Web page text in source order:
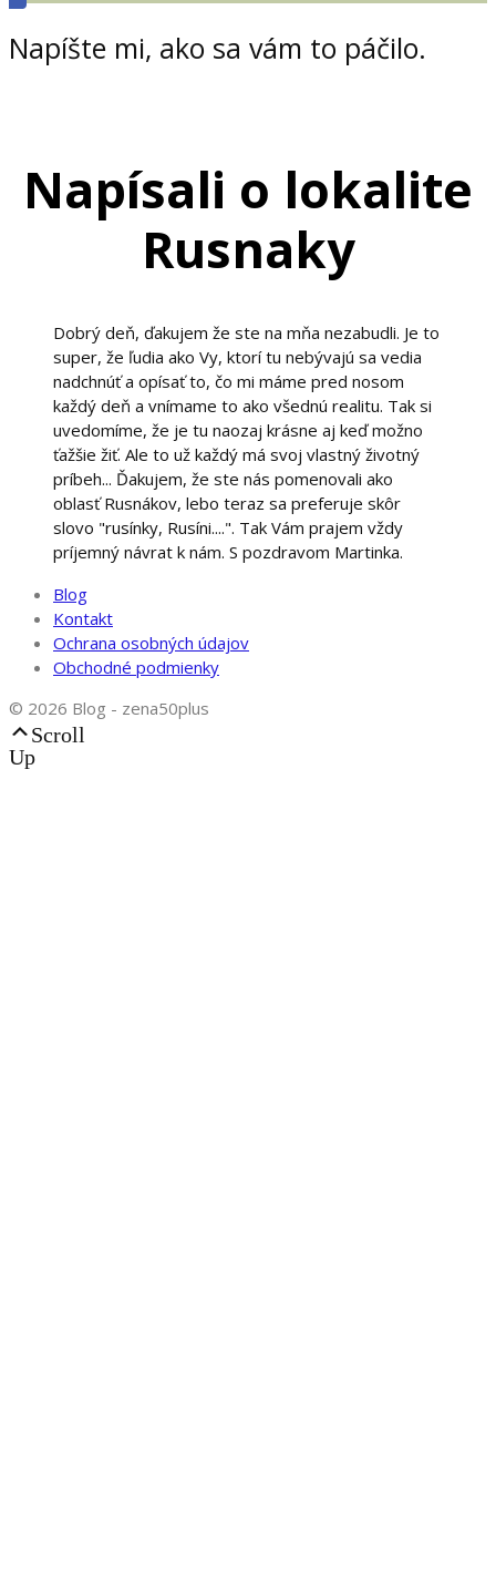
Napíšte mi, ako sa vám to páčilo.
Napísali o lokalite
Rusnaky
Dobrý deň, ďakujem že ste na mňa nezabudli. Je to
super, že ľudia ako Vy, ktorí tu nebývajú sa vedia
nadchnúť a opísať to, čo mi máme pred nosom
každý deň a vnímame to ako všednú realitu. Tak si
uvedomíme, že je tu naozaj krásne aj keď možno
ťažšie žiť. Ale to už každý má svoj vlastný životný
príbeh... Ďakujem, že ste nás pomenovali ako
oblasť Rusnákov, lebo teraz sa preferuje skôr
slovo "rusínky, Rusíni....". Tak Vám prajem vždy
príjemný návrat k nám. S pozdravom Martinka.
Blog
Kontakt
Ochrana osobných údajov
Obchodné podmienky
© 2026 Blog - zena50plus
Scroll
Up